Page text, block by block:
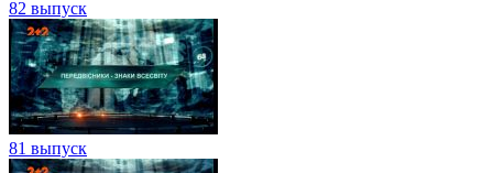
82 выпуск
81 выпуск